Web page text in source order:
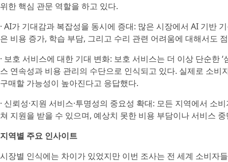
위한 핵심 관문 역할을 하고 있다.
· AI가 기대감과 복잡성을 동시에 증대: 많은 시장에서 AI 기반
은 비용 증가, 학습 부담, 그리고 수리 관련 어려움에 대해서도
· 보호 서비스에 대한 기대 변화: 보호 서비스는 더 이상 단순한
스 연속성과 비용 관리의 수단으로 인식되고 있다. 실제로 소
구매할 가능성이 높아진다고 응답했다.
· 신뢰성·지원 서비스·투명성의 중요성 확대: 모든 지역에서
쳐 지원을 받을 수 있으며, 예상치 못한 비용 부담이나 서비스
지역별 주요 인사이트
시장별 인식에는 차이가 있었지만 이번 조사는 전 세계 소비자